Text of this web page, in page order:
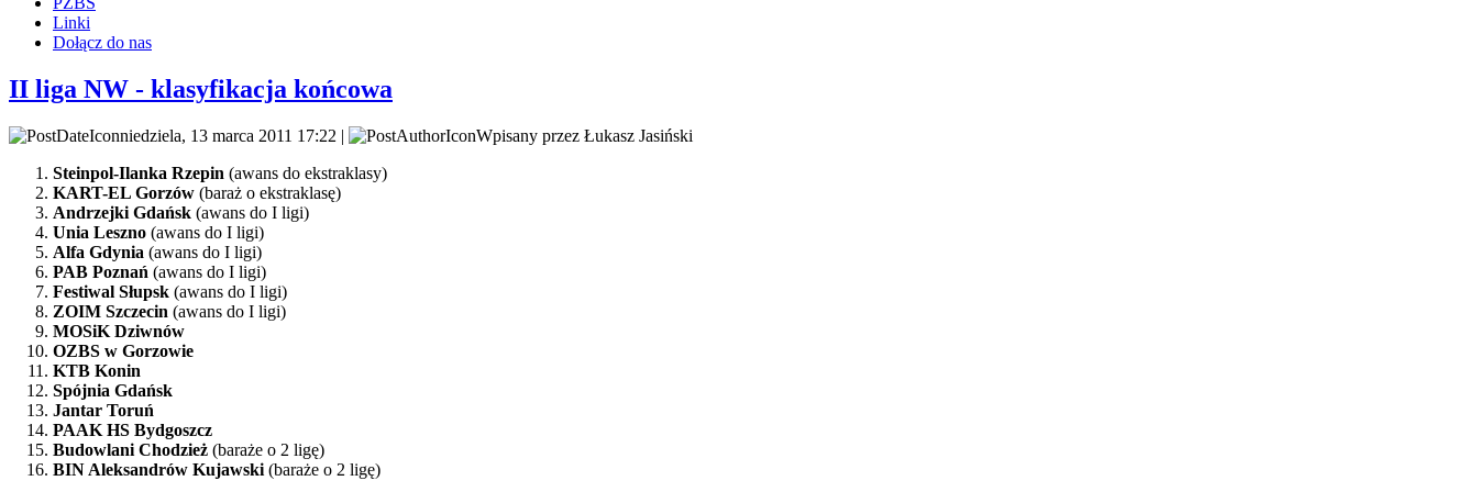
Linki
Dołącz do nas
II liga NW - klasyfikacja końcowa
niedziela, 13 marca 2011 17:22 |
Wpisany przez Łukasz Jasiński
Steinpol-Ilanka Rzepin (awans do ekstraklasy)
KART-EL Gorzów (baraż o ekstraklasę)
Andrzejki Gdańsk (awans do I ligi)
Unia Leszno (awans do I ligi)
Alfa Gdynia (awans do I ligi)
PAB Poznań (awans do I ligi)
Festiwal Słupsk (awans do I ligi)
ZOIM Szczecin (awans do I ligi)
MOSiK Dziwnów
OZBS w Gorzowie
KTB Konin
Spójnia Gdańsk
Jantar Toruń
PAAK HS Bydgoszcz
Budowlani Chodzież (baraże o 2 ligę)
BIN Aleksandrów Kujawski (baraże o 2 ligę)